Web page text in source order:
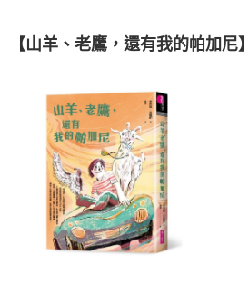
【山羊、老鷹，還有我的帕加尼】